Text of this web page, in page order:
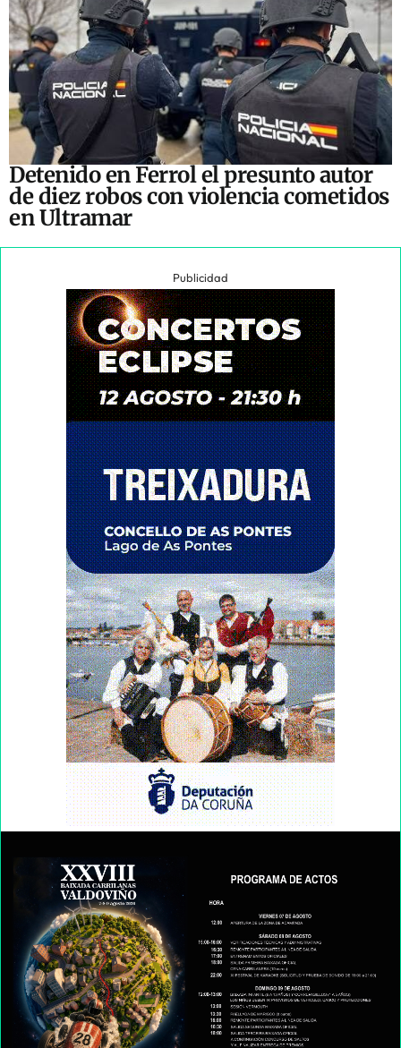
Detenido en Ferrol el presunto autor
de diez robos con violencia cometidos
en Ultramar
Publicidad